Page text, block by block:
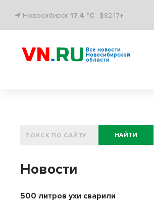
Новосибирск 17.4 °C $82.17↑
Все новости
Новосибирской
области
НАЙТИ
Новости
500 литров ухи сварили